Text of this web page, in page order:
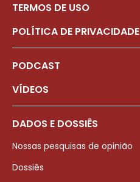
TERMOS DE USO
POLÍTICA DE PRIVACIDADE
PODCAST
VÍDEOS
DADOS E DOSSIÊS
Nossas pesquisas de opinião
Dossiês